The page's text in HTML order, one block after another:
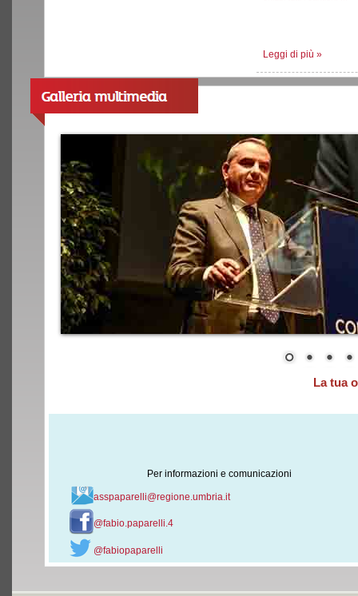
Leggi di più »
La tua
Per informazioni e comunicazioni
asspaparelli@regione.umbria.it
@fabio.paparelli.4
@fabiopaparelli